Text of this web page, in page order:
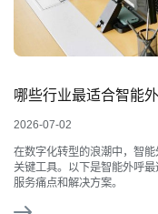
哪些行业最适合智能
2026-07-02
在数字化转型的浪潮中，智
关键工具。以下是智能外呼
服务痛点和解决方案。